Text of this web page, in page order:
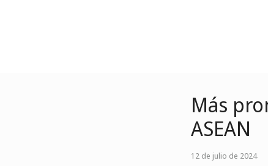
Más
ASEAN
12 de julio de 2024